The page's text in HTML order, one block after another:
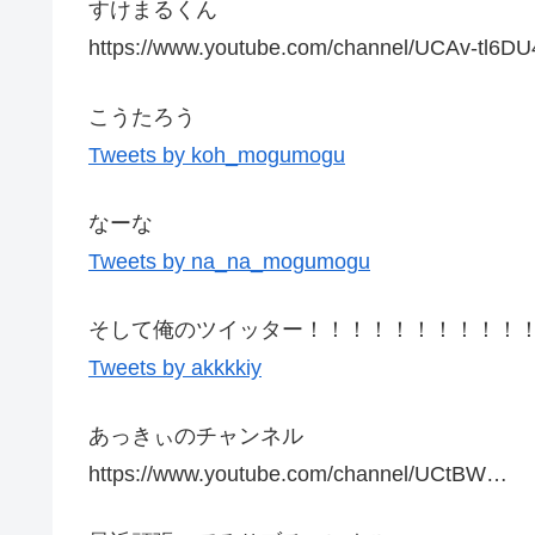
すけまるくん
https://www.youtube.com/channel/UCAv-
こうたろう
Tweets by koh_mogumogu
なーな
Tweets by na_na_mogumogu
そして俺のツイッター！！！！！！！！！！
Tweets by akkkkiy
あっきぃのチャンネル
https://www.youtube.com/channel/UCtBW…